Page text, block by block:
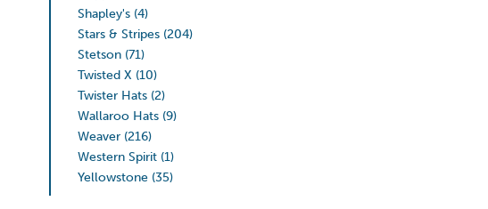
Shapley's (4)
Stars & Stripes (204)
Stetson (71)
Twisted X (10)
Twister Hats (2)
Wallaroo Hats (9)
Weaver (216)
Western Spirit (1)
Yellowstone (35)